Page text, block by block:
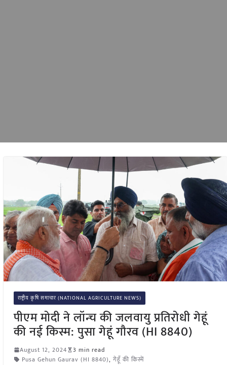
राष्ट्रीय कृषि समाचार (NATIONAL AGRICULTURE NEWS)
पीएम मोदी ने लॉन्च की जलवायु प्रतिरोधी गेहूं
की नई किस्म: पुसा गेहूं गौरव (HI 8840)
August 12, 2024
3 min read
Pusa Gehun Gaurav (HI 8840), गेहूँ की किस्में